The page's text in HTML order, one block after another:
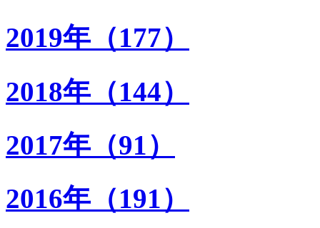
2019年（177）
2018年（144）
2017年（91）
2016年（191）